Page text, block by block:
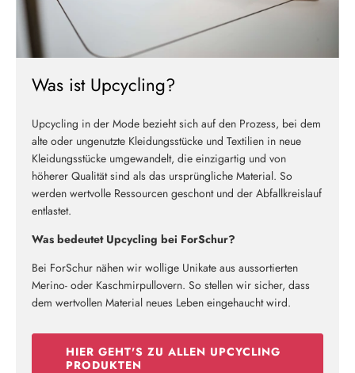
Was ist Upcycling?
Upcycling in der Mode bezieht sich auf den Prozess, bei dem
alte oder ungenutzte Kleidungsstücke und Textilien in neue
Kleidungsstücke umgewandelt, die einzigartig und von
höherer Qualität sind als das ursprüngliche Material. So
werden wertvolle Ressourcen geschont und der Abfallkreislauf
entlastet.
Was bedeutet Upcycling bei ForSchur?
Bei ForSchur nähen wir wollige Unikate aus aussortierten
Merino- oder Kaschmirpullovern. So stellen wir sicher, dass
dem wertvollen Material neues Leben eingehaucht wird.
HIER GEHT'S ZU ALLEN UPCYCLING
PRODUKTEN